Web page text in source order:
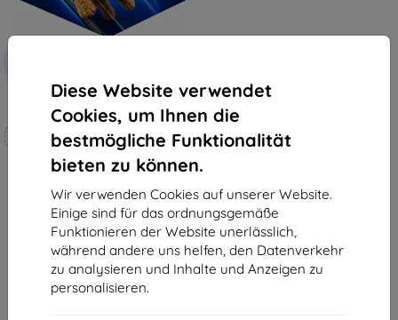
Diese Website verwendet
Cookies, um Ihnen die
bestmögliche Funktionalität
bieten zu können.
Wir verwenden Cookies auf unserer Website.
Einige sind für das ordnungsgemäße
Funktionieren der Website unerlässlich,
während andere uns helfen, den Datenverkehr
zu analysieren und Inhalte und Anzeigen zu
personalisieren.
3mk Hammer Schutzfolie
Maßgeschneidert
hergestellt
19,90 €
17,91 €
Auf Lager 4 Stk.